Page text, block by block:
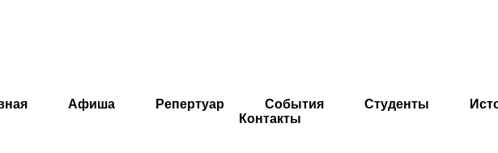
Афиша Репертуар События Студенты
Контакты